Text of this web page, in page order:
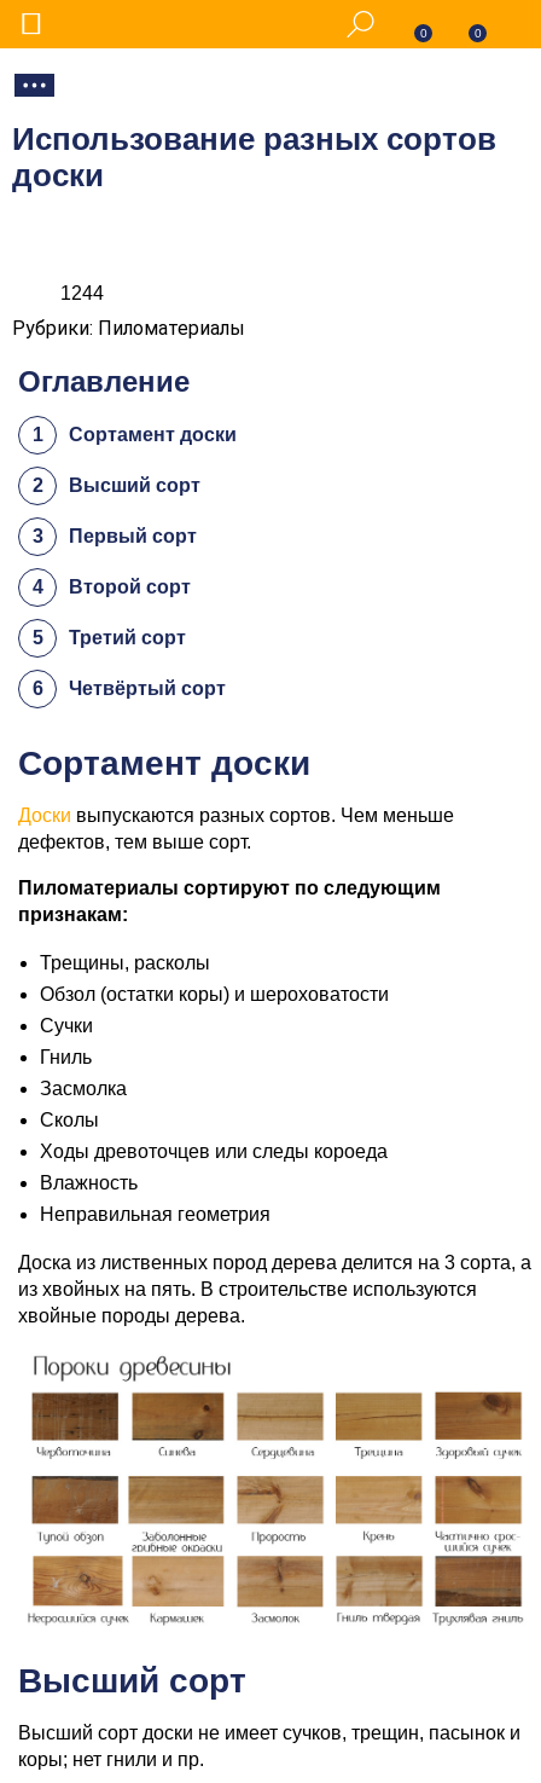
0 0
Использование разных сортов
доски
1244
Рубрики: Пиломатериалы
Оглавление
1 Сортамент доски
2 Высший сорт
3 Первый сорт
4 Второй сорт
5 Третий сорт
6 Четвёртый сорт
Сортамент доски
Доски выпускаются разных сортов. Чем меньше
дефектов, тем выше сорт.
Пиломатериалы сортируют по следующим
признакам:
Трещины, расколы
Обзол (остатки коры) и шероховатости
Сучки
Гниль
Засмолка
Сколы
Ходы древоточцев или следы короеда
Влажность
Неправильная геометрия
Доска из лиственных пород дерева делится на 3 сорта, а
из хвойных на пять. В строительстве используются
хвойные породы дерева.
Высший сорт
Высший сорт доски не имеет сучков, трещин, пасынок и
коры; нет гнили и пр.